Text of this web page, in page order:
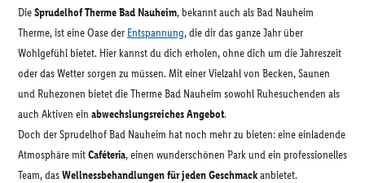
DieSprudelhof Therme Bad Nauheim, bekannt auch als Bad Nauheim
Therme, ist eine Oase der Entspannung, die dir das ganze Jahr über
Wohlgefühl bietet. Hier kannst du dich erholen, ohne dich um die Jahreszeit
oder das Wetter sorgen zu müssen. Mit einer Vielzahl von Becken, Saunen
und Ruhezonen bietet die Therme Bad Nauheim sowohl Ruhesuchenden als
auch Aktiven ein abwechslungsreiches Angebot.
Doch der Sprudelhof Bad Nauheim hat noch mehr zu bieten: eine einladende
Atmosphäre mitCaféteria, einen wunderschönen Park und ein professionelles
Team, dasWellnessbehandlungen für jeden Geschmackanbietet.